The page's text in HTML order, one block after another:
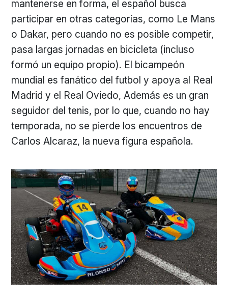
mantenerse en forma, el español busca
participar en otras categorías, como Le Mans
o Dakar, pero cuando no es posible competir,
pasa largas jornadas en bicicleta (incluso
formó un equipo propio). El bicampeón
mundial es fanático del futbol y apoya al Real
Madrid y el Real Oviedo, Además es un gran
seguidor del tenis, por lo que, cuando no hay
temporada, no se pierde los encuentros de
Carlos Alcaraz, la nueva figura española.